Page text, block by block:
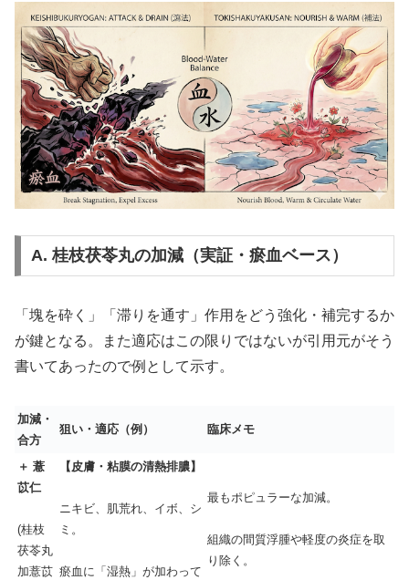
A. 桂枝茯苓丸の加減（実証・瘀血ベース）
「塊を砕く」「滞りを通す」作用をどう強化・補完するか
が鍵となる。また適応はこの限りではないが引用元がそう
書いてあったので例として示す。
加減・
合方
狙い・適応（例） 臨床メモ
＋ 薏
苡仁
(桂枝
茯苓丸
加薏苡
【皮膚・粘膜の清熱排膿】
ニキビ、肌荒れ、イボ、シ
ミ。
瘀血に「湿熱」が加わって
最もポピュラーな加減。
組織の間質浮腫や軽度の炎症を取
り除く。